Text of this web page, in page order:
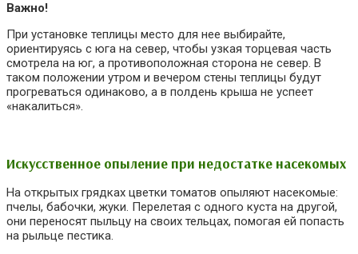
Важно!
При установке теплицы место для нее выбирайте,
ориентируясь с юга на север, чтобы узкая торцевая часть
смотрела на юг, а противоположная сторона не север. В
таком положении утром и вечером стены теплицы будут
прогреваться одинаково, а в полдень крыша не успеет
«накалиться».
Искусственное опыление при недостатке насекомых
На открытых грядках цветки томатов опыляют насекомые:
пчелы, бабочки, жуки. Перелетая с одного куста на другой,
они переносят пыльцу на своих тельцах, помогая ей попасть
на рыльце пестика.